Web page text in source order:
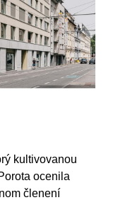
kultivovanou
ocenila
členení